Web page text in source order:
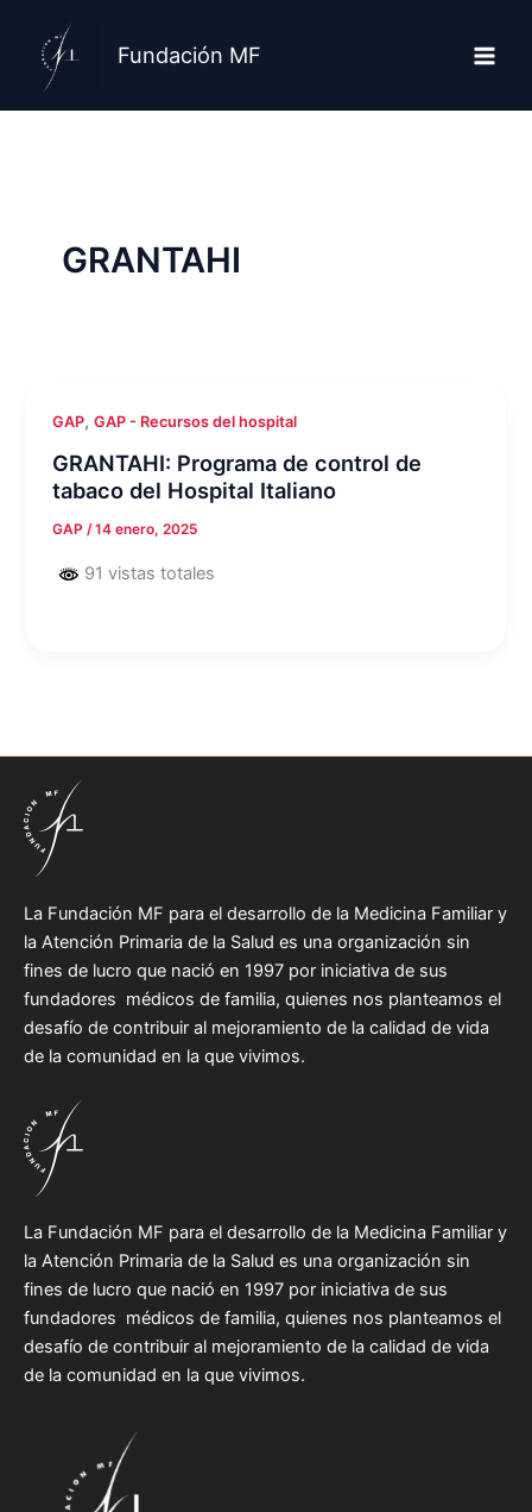
contenido
Fundación MF
GRANTAHI
GAP,GAP - Recursos del hospital
GRANTAHI: Programa de control de
tabaco del Hospital Italiano
GAP /14 enero, 2025
91 vistas totales
La Fundación MF para el desarrollo de la Medicina Familiar y
la Atención Primaria de la Salud es una organización sin
fines de lucro que nació en 1997 por iniciativa de sus
fundadores médicos de familia, quienes nos planteamos el
desafío de contribuir al mejoramiento de la calidad de vida
de la comunidad en la que vivimos.
La Fundación MF para el desarrollo de la Medicina Familiar y
la Atención Primaria de la Salud es una organización sin
fines de lucro que nació en 1997 por iniciativa de sus
fundadores médicos de familia, quienes nos planteamos el
desafío de contribuir al mejoramiento de la calidad de vida
de la comunidad en la que vivimos.